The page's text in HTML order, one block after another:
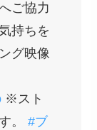
ご協力
持ちを
グ映像
※スト
。#ブ